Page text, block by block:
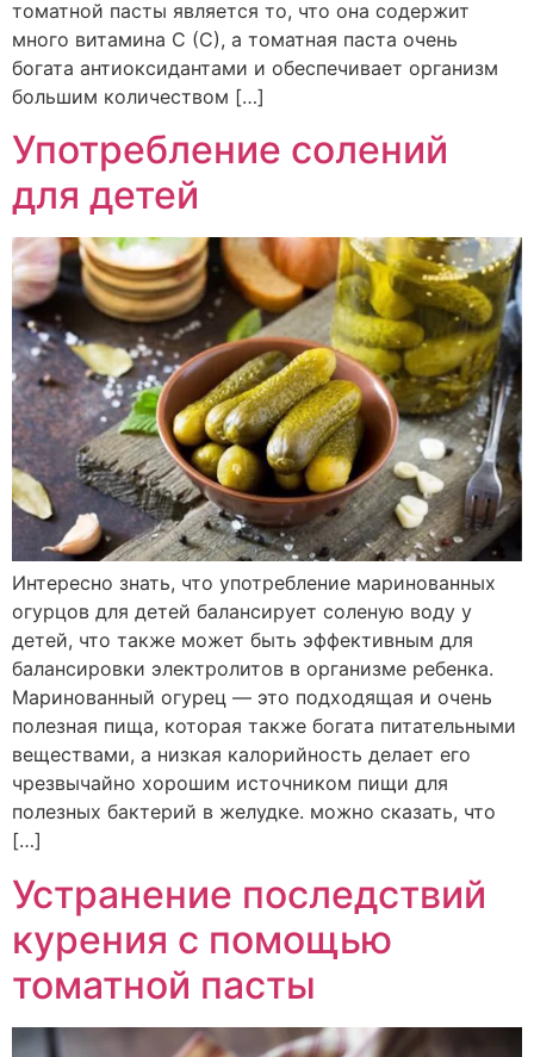
томатной пасты является то, что она содержит
много витамина С (С), а томатная паста очень
богата антиоксидантами и обеспечивает организм
большим количеством […]
Употребление солений
для детей
Интересно знать, что употребление маринованных
огурцов для детей балансирует соленую воду у
детей, что также может быть эффективным для
балансировки электролитов в организме ребенка.
Маринованный огурец — это подходящая и очень
полезная пища, которая также богата питательными
веществами, а низкая калорийность делает его
чрезвычайно хорошим источником пищи для
полезных бактерий в желудке. можно сказать, что
[…]
Устранение последствий
курения с помощью
томатной пасты